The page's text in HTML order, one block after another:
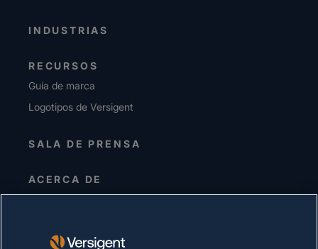
INDUSTRIAS
RECURSOS
Guía de marca
Logotipos de Versigent
SALA DE PRENSA
ACERCA DE
Alta dirección
Proveedores